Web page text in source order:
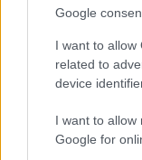
Google
I want to allow
related to
device
I want to allow
Google for
feltételek
(Várallyay,
és különösen az
lehetőség:
A